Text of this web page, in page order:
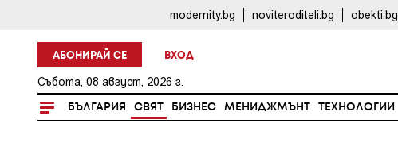
modernity.bg noviteroditeli.bg obekti.bg
АБОНИРАЙ СЕ ВХОД
Събота, 08 август, 2026 г.
БЪЛГАРИЯ СВЯТ БИЗНЕС МЕНИДЖМЪНТ ТЕХНОЛОГИИ